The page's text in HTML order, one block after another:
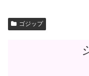
ゴジップ